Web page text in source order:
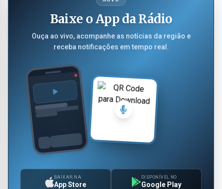
Baixe o App da Rádio
Ouça ao vivo, acompanhe as notícias da região e
receba notificações em tempo real.
BAIXAR NA
App Store
DISPONÍVEL NO
Google Play